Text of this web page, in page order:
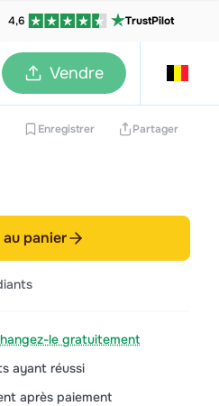
4,6 TrustPilot
Vendre
Enregistrer Partager
panier
le gratuitement
ayant réussi
après paiement